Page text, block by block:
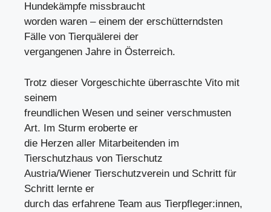
Hundekämpfe missbraucht
worden waren – einem der erschütterndsten
Fälle von Tierquälerei der
vergangenen Jahre in Österreich.
Trotz dieser Vorgeschichte überraschte Vito mit
seinem
freundlichen Wesen und seiner verschmusten
Art. Im Sturm eroberte er
die Herzen aller Mitarbeitenden im
Tierschutzhaus von Tierschutz
Austria/Wiener Tierschutzverein und Schritt für
Schritt lernte er
durch das erfahrene Team aus Tierpfleger:innen,